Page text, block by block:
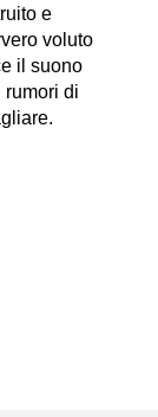
e
voluto
il suono
di